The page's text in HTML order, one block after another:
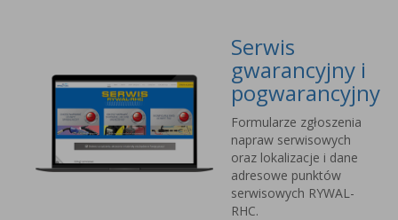
Serwis
gwarancyjny i
pogwarancyjny
Formularze zgłoszenia
napraw serwisowych
oraz lokalizacje i dane
adresowe punktów
serwisowych RYWAL-
RHC.